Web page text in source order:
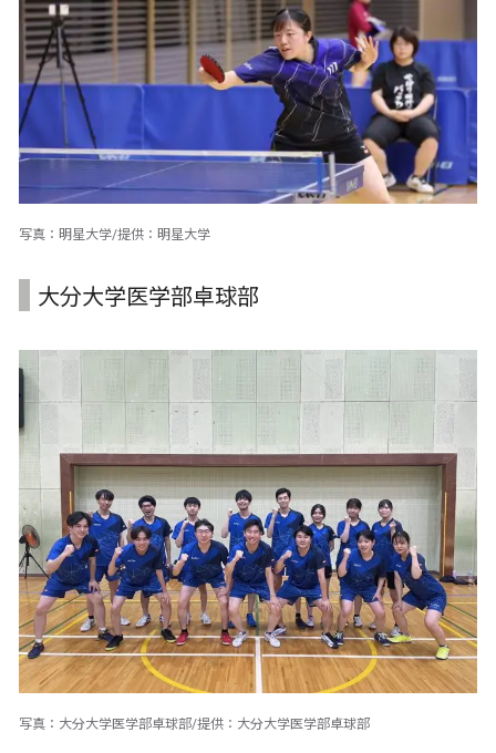
写真：明星大学/提供：明星大学
大分大学医学部卓球部
写真：大分大学医学部卓球部/提供：大分大学医学部卓球部